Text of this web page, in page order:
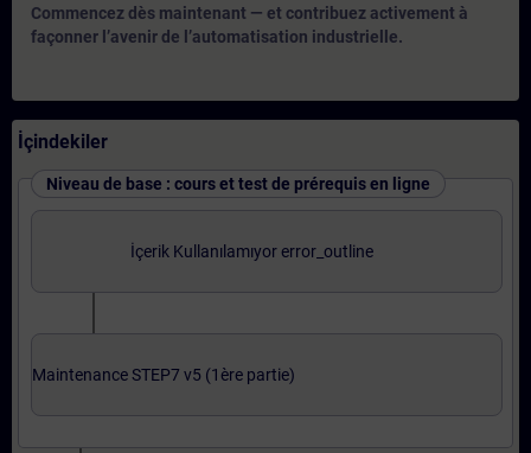
Commencez dès maintenant — et contribuez activement à
façonner l’avenir de l’automatisation industrielle.
İçindekiler
Niveau de base : cours et test de prérequis en ligne
İçerik Kullanılamıyor error_outline
Maintenance STEP7 v5 (1ère partie)